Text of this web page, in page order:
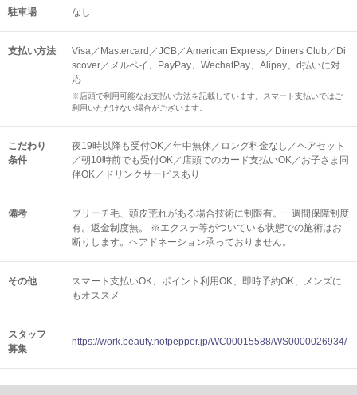
駐車場 なし
支払い方法
Visa／Mastercard／JCB／American Express／Diners Club／Di
scover／メルペイ、PayPay、WechatPay、Alipay、d払いに対
応
※店頭で利用可能なお支払い方法を記載しています。スマート支払いではご
利用いただけない場合がございます。
こだわり
条件
夜19時以降も受付OK／年中無休／ロング料金なし／ヘアセット
／朝10時前でも受付OK／店頭でのカード支払いOK／お子さま同
伴OK／ドリンクサービスあり
備考
ブリーチ毛、頭皮荒れがある場合技術に制限有。一週間保障制度
有。返金制度無。 ※エクステ等がついている状態での施術はお
断りします。ヘアドネーション承っておりません。
その他 スマート支払いOK ポイント利用OK 即時予約OK
メンズに
もオススメ
スタッフ
募集
https://work.beauty.hotpepper.jp/WC00015588/WS0000026934/